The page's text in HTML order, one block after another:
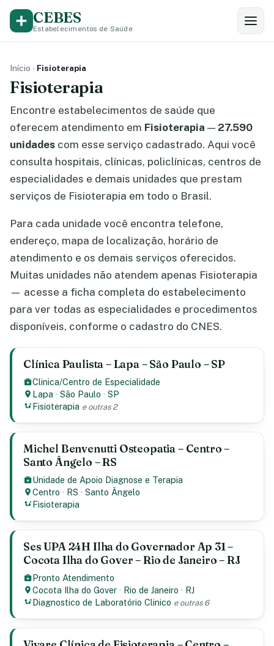
CEBES
Estabelecimentos de Saúde
Início › Fisioterapia
Fisioterapia
Encontre estabelecimentos de saúde que
oferecem atendimento em Fisioterapia — 27.590
unidades com esse serviço cadastrado. Aqui você
consulta hospitais, clínicas, policlínicas, centros de
especialidades e demais unidades que prestam
serviços de Fisioterapia em todo o Brasil.
Para cada unidade você encontra telefone,
endereço, mapa de localização, horário de
atendimento e os demais serviços oferecidos.
Muitas unidades não atendem apenas Fisioterapia
— acesse a ficha completa do estabelecimento
para ver todas as especialidades e procedimentos
disponíveis, conforme o cadastro do CNES.
Clínica Paulista – Lapa – São Paulo – SP
Clinica/Centro de Especialidade
Lapa ·São Paulo ·SP
Fisioterapia e outras 2
Michel Benvenutti Osteopatia – Centro –
Santo Ângelo – RS
Unidade de Apoio Diagnose e Terapia
Centro · RS ·Santo Ângelo
Fisioterapia
Ses UPA 24H Ilha do Governador Ap 31 –
Cocota Ilha do Gover – Rio de Janeiro – RJ
Pronto Atendimento
Cocota Ilha do Gover · Rio de Janeiro · RJ
Diagnostico de Laboratório Clinico e outras 6